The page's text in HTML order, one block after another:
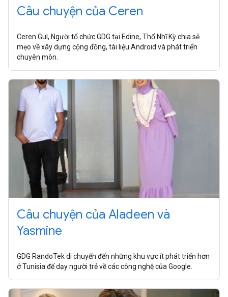
Câu chuyện của Ceren
Ceren Gul, Người tổ chức GDG tại Edine, Thổ Nhĩ Kỳ chia sẻ
mẹo về xây dựng cộng đồng, tài liệu Android và phát triển
chuyên môn.
Câu chuyện của Aladeen và
Yasmine
GDG RandoTek di chuyển đến những khu vực ít phát triển hơn
ở Tunisia để dạy người trẻ về các công nghệ của Google.